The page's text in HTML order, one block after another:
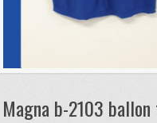
Magna b-2103